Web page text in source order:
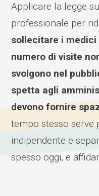
Applicare la legge
professionale per
sollecitare i medici
numero di visite
svolgono nel
spetta agli
devono fornire
tempo stesso serve
indipendente e
spesso oggi, e